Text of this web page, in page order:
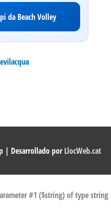
da Beach Volley
| Desarrollado porLlocWeb.cat
#1 ($string) of type string